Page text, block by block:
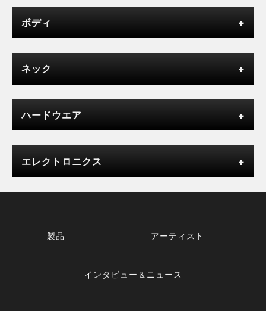
ボディ
ネック
ハードウエア
エレクトロニクス
製品 アーティスト
インタビュー＆ニュース